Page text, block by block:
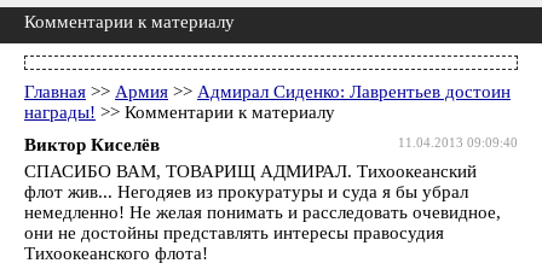
Комментарии к материалу
Главная >> Армия >> Адмирал Сиденко: Лаврентьев достоин
награды! >> Комментарии к материалу
11.04.2013 09:09:40
Виктор Киселёв
СПАСИБО ВАМ, ТОВАРИЩ АДМИРАЛ. Тихоокеанский
флот жив... Негодяев из прокуратуры и суда я бы убрал
немедленно! Не желая понимать и расследовать очевидное,
они не достойны представлять интересы правосудия
Тихоокеанского флота!